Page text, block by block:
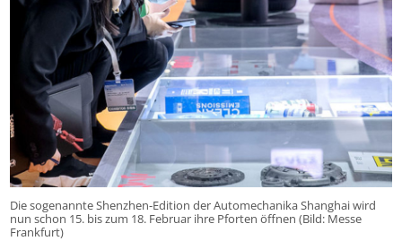
Die sogenannte Shenzhen-Edition der Automechanika Shanghai wird
nun schon 15. bis zum 18. Februar ihre Pforten öffnen (Bild: Messe
Frankfurt)